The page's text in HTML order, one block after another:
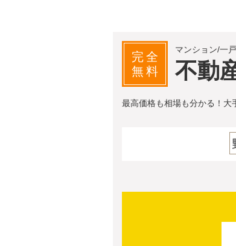
完全
無料
マンション/一
不動
最高価格も相場も分かる！大